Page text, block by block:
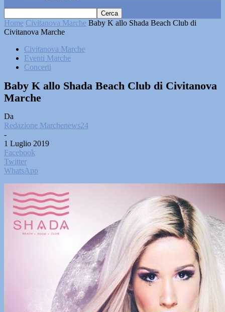
Home Civitanova Marche Baby K allo Shada Beach Club di
Civitanova Marche
Civitanova Marche
Eventi Marche
Concerti
Baby K allo Shada Beach Club di Civitanova
Marche
Da
Redazione Marchenews24
-
1 Luglio 2019
Facebook
Twitter
WhatsApp